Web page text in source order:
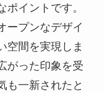
ポイントです。
ープンなデザイ
空間を実現しま
がった印象を受
も一新されたと